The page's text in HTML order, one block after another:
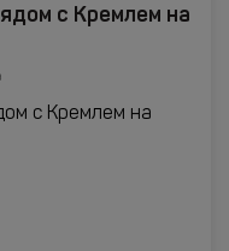
с Кремлем на